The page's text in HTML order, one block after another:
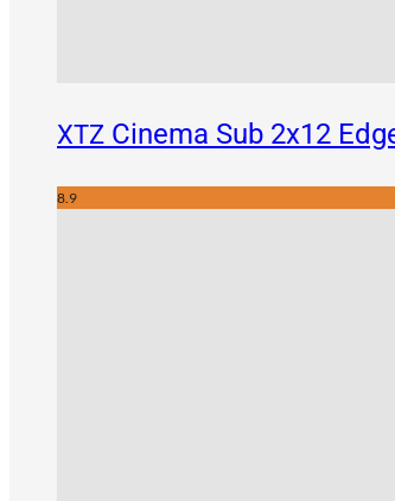
XTZ Cinema Sub 2x12
8.9